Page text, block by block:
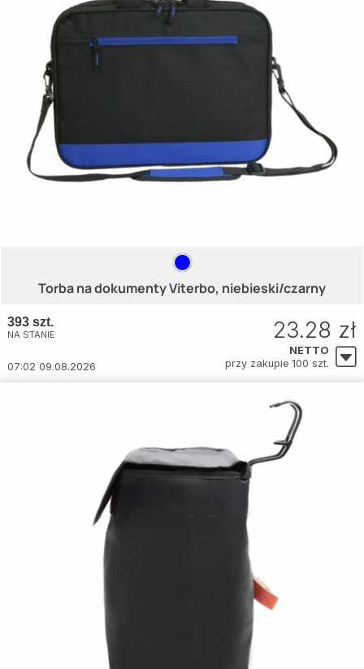
Torba na dokumenty Viterbo, niebieski/czarny
393 szt.
NA STANIE
07:02 09.08.2026
23.28 zł
NETTO
przy zakupie 100 szt.